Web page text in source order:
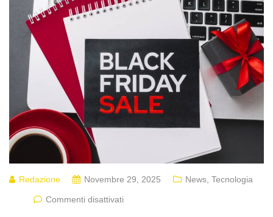
Redazione Novembre 29, 2025 News Tecnologia
Commenti disattivati